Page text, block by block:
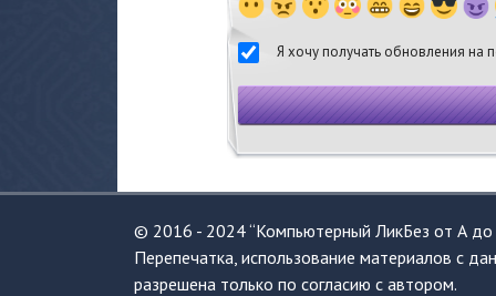
Я хочу получать обновления на
© 2016 - 2024 “Компьютерный ЛикБез от А до
Перепечатка, использование материалов с
разрешена только по согласию с автором.